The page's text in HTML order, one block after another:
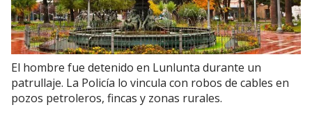
El hombre fue detenido en Lunlunta durante un
patrullaje. La Policía lo vincula con robos de cables en
pozos petroleros, fincas y zonas rurales.